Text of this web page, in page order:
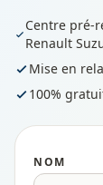
Centre pré-
Renault
Mise en
100%
NOM